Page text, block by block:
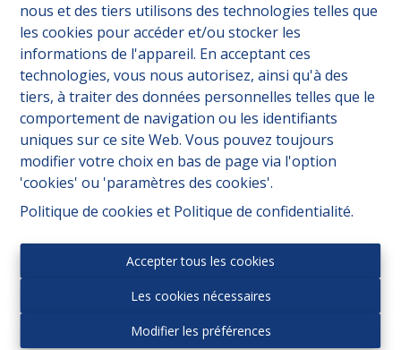
nous et des tiers utilisons des technologies telles que
les cookies pour accéder et/ou stocker les
informations de l'appareil. En acceptant ces
technologies, vous nous autorisez, ainsi qu'à des
tiers, à traiter des données personnelles telles que le
comportement de navigation ou les identifiants
uniques sur ce site Web. Vous pouvez toujours
modifier votre choix en bas de page via l'option
'cookies' ou 'paramètres des cookies'.
Politique de cookies et Politique de confidentialité.
Accepter tous les cookies
Les cookies nécessaires
Modifier les préférences
À acheter À Louer
Autorité de surveillance:
du Luxembourg 16b - 1000 Bruxelles -